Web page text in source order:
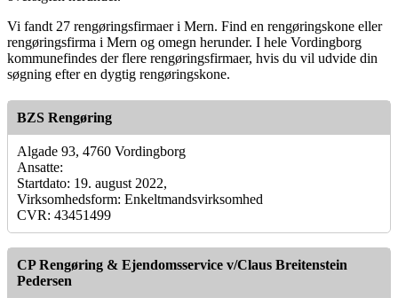
Vi fandt 27 rengøringsfirmaer i Mern. Find en rengøringskone eller
rengøringsfirma i Mern og omegn herunder. I hele Vordingborg
kommunefindes der flere rengøringsfirmaer, hvis du vil udvide din
søgning efter en dygtig rengøringskone.
BZS Rengøring
Algade 93, 4760 Vordingborg
Ansatte:
Startdato: 19. august 2022,
Virksomhedsform: Enkeltmandsvirksomhed
CVR: 43451499
CP Rengøring & Ejendomsservice v/Claus Breitenstein
Pedersen